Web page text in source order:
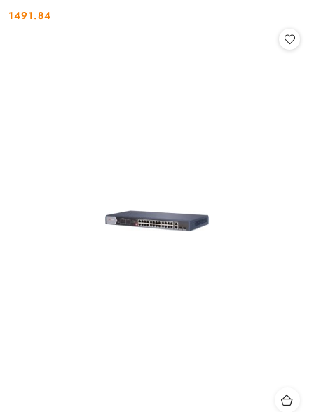
Cena:
1491.84